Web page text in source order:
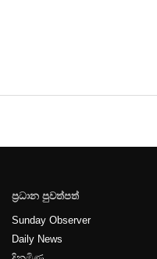
ප්‍රධාන පුවත්පත්
Sunday Observer
Daily News